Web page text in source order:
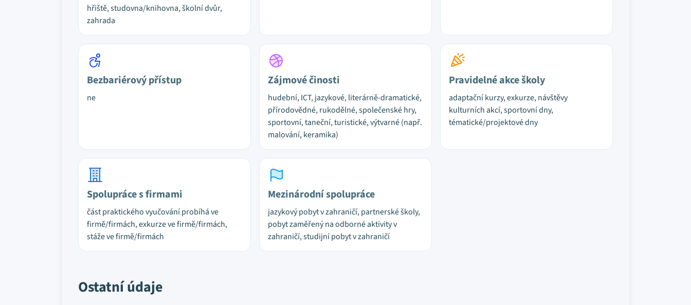
hřiště, studovna/knihovna, školní dvůr,
zahrada
Bezbariérový přístup
ne
Zájmové činosti
hudební, ICT, jazykové, literárně-dramatické,
přírodovědné, rukodělné, společenské hry,
sportovní, taneční, turistické, výtvarné (např.
malování, keramika)
Pravidelné akce školy
adaptační kurzy, exkurze, návštěvy
kulturních akcí, sportovní dny,
tématické/projektové dny
Spolupráce s firmami
část praktického vyučování probíhá ve
firmě/firmách, exkurze ve firmě/firmách,
stáže ve firmě/firmách
Mezinárodní spolupráce
jazykový pobyt v zahraničí, partnerské školy,
pobyt zaměřený na odborné aktivity v
zahraničí, studijní pobyt v zahraničí
Ostatní údaje